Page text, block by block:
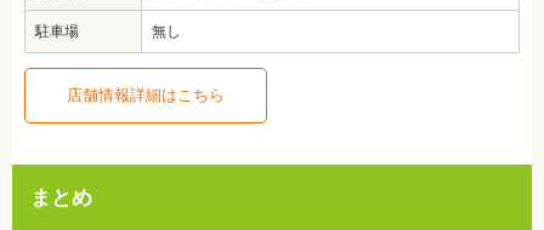
駐車場 無し
店舗情報詳細はこちら
まとめ